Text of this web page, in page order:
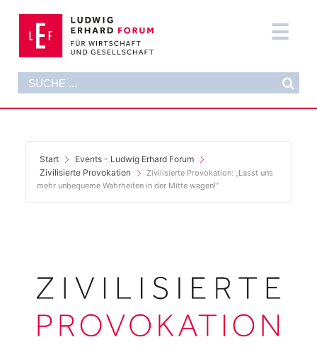
Inhalt
springen
Suche
DAS FORUM
FORMATE
PUBLIKATIONEN
Start
Events - Ludwig Erhard Forum
Zivilisierte Provokation
Zivilisierte Provokation: „Lasst uns
mehr unbequeme Wahrheiten in der Mitte wagen!“